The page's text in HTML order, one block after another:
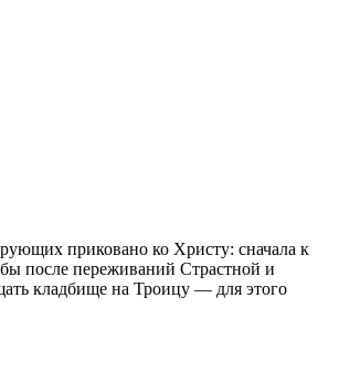
приковано ко Христу: сначала к
после переживаний Страстной и
кладбище на Троицу — для этого